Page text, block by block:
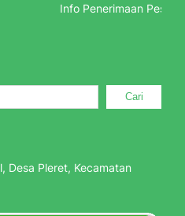
Info Penerimaan
Cari
Desa Pleret, Kecamatan